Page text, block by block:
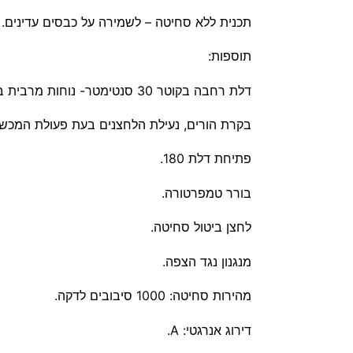
תכנית ללא סחיטה – לשמירה על כבסים עדינים.
תוספות:
דלת רחבה בקוטר 30 סנטימטר- נוחות מרבית בהכנסת שמיכות, מצעים, וילונות ושקי שינה.
בקרת הורים, נעילת הלחצנים בעת פעולת
פתיחת דלת 180.
בורר טמפרטורה.
לחצן ביטול סחיטה.
מנגנון נגד הצפה.
מהירות סחיטה: 1000 סיבובים לדקה.
דירוג אנרגטי: A.